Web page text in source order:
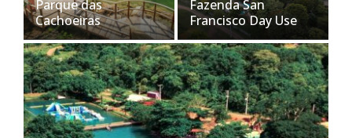
Parque das
Cachoeiras
Fazenda San
Francisco Day Use